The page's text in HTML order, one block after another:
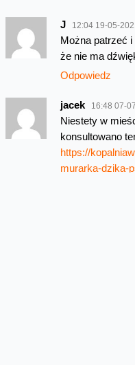
J 12:04 19-05-
Można patrzeć i
że nie ma
Odpowiedz
jacek 16:48 07-
Niestety w
konsultowano
https://
murarka-dzika-